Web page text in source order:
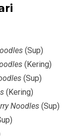
(Sup)
(Kering)
(Sup)
(Kering)
Noodles (Sup)